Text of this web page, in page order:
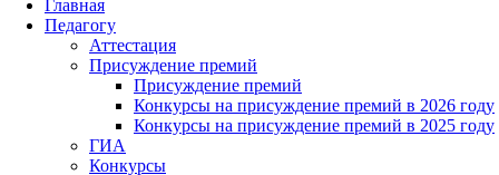
Главная
Педагогу
Аттестация
Присуждение премий
Присуждение премий
Конкурсы на присуждение премий в 2026 году
Конкурсы на присуждение премий в 2025 году
ГИА
Конкурсы